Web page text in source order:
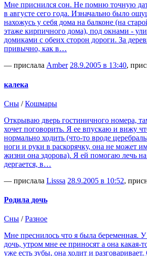
Мне приснился сон. Не помню точную
в августе сего года. Изначально было
нахожусь у себя дома на балконе (на
этаже кирпичного дома), под окнами -
домиками с обеих сторон дороги. За
привычно, как в…
— прислала Amber 28.9.2005 в 13:40,
калека
Сны /Кошмары
Открываю дверь гостиничного номера,
хочет поговорить. Я ее впускаю и вижу
нормально ходить (что-то вроде
ноги и руки в раскорячку, она не может
жизни она здорова). Я ей помогаю лечь на
дергается, в…
— прислала Lisssa 28.9.2005 в 10:52,
Родила дочь
Сны /Разное
Мне преснилось что я была беременная.
дочь, утром мне ее приносят а она какая-
уже есть зубы, она ходит и